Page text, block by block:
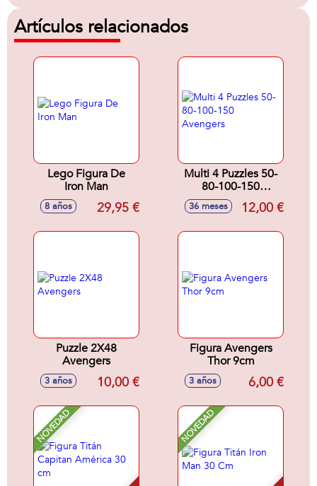
Artículos relacionados
Lego Figura De
Iron Man
8 años 29,95 €
Multi 4 Puzzles 50-
80-100-150
Avengers
36 meses 12,00 €
Puzzle 2X48
Avengers
3 años 10,00 €
Figura Avengers
Thor 9cm
3 años 6,00 €
NOVEDAD NOVEDAD